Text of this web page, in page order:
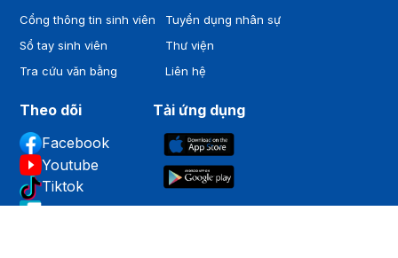
Cổng thông tin sinh viên
Sổ tay sinh viên
Tra cứu văn bằng
Tuyển dụng nhân sự
Thư viện
Liên hệ
Theo dõi
Facebook
Youtube
Tiktok
Zalo
Tải ứng dụng